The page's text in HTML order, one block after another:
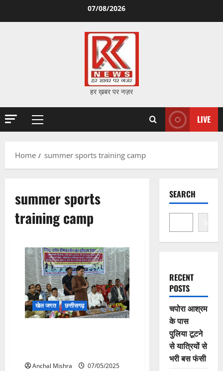
07/08/2026
हर ख़बर पर नज़र
Primary
LIVE
Home summer sports training camp
summer sports
training camp
खेल जगत छत्तीसगढ़
Anchal Mishra
07/05/2025
SEARCH
Search
RECENT
POSTS
चपोरा आश्रम
के पास
पुलिया टूटने
से यात्रियों से
भरी बस फंसी